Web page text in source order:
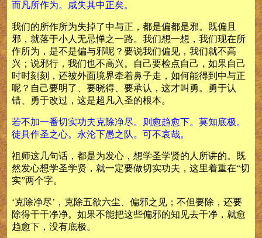
而凡所作为。咸失其中正矣。
我们的所作所为失掉了中与正，都是偏都是邪。既偏且
邪，就落于小人无忌惮之一路。我们想一想，我们现在所
作所为，是不是偏与邪呢？要说我们偏见，我们就不高
兴；说邪行，我们也不高兴。自己要检点自己，如果自己
时时刻刻，还被外面境界牵着鼻子走，如何能得到中与正
呢？自己要明了、要晓得、要承认，这才叫勇。勇于认
错、勇于改过，这是超凡入圣的根本。
若不加一番切实功夫克除净尽。则愈趋愈下。莫知底极。
徒具作圣之心。永沦下愚之队。可不哀哉。
祖师这几句话，都是为发心，想学圣学贤的人所讲的。既
然发心想学圣学贤，就一定要做切实功夫，这里着重在“切
实”两个字。
‘克除净尽’，克除五欲六尘、偏邪之见；不但要除，还要
除得干干净净。如果不能把这些偏邪的知见去干净，就愈
趋愈下，没有底极。